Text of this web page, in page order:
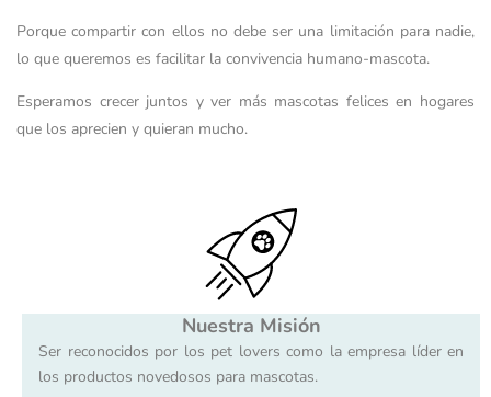
Porque compartir con ellos no debe ser una limitación para nadie,
lo que queremos es facilitar la convivencia humano-mascota.
Esperamos crecer juntos y ver más mascotas felices en hogares
que los aprecien y quieran mucho.
Nuestra Misión
Ser reconocidos por los pet lovers como la empresa líder en
los productos novedosos para mascotas.